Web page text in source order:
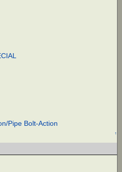
Pipe Bolt-Action
↑